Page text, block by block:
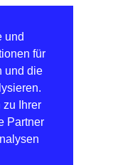
und
für
und die
zu Ihrer
Partner